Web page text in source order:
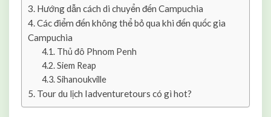
T
ự
ú
n
T
Hướng dẫn cách di chuyển đến Campuchia
Các điểm đến không thể bỏ qua khi đến quốc gia
Campuchia
Thủ đô Phnom Penh
Siem Reap
Sihanoukville
Tour du lịch Iadventuretours có gì hot?